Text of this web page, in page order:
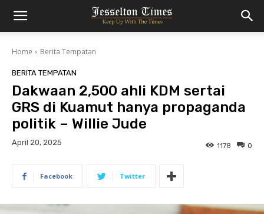
Home Berita Tempatan
BERITA TEMPATAN
Dakwaan 2,500 ahli KDM sertai
GRS di Kuamut hanya propaganda
politik – Willie Jude
April 20, 2025 0
1178
Facebook Twitter